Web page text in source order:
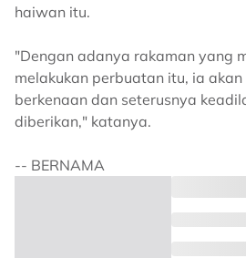
haiwan itu.
"Dengan adanya rakaman yang
melakukan perbuatan itu, ia akan
berkenaan dan seterusnya
diberikan," katanya.
-- BERNAMA